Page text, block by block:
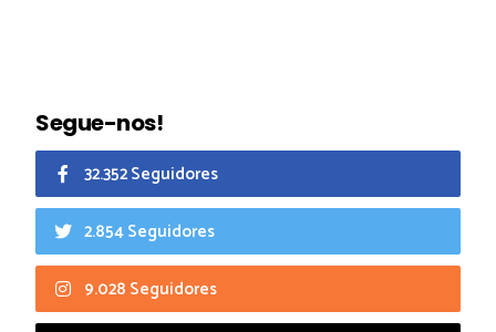
Segue-nos!
32.352 Seguidores
2.854 Seguidores
9.028 Seguidores